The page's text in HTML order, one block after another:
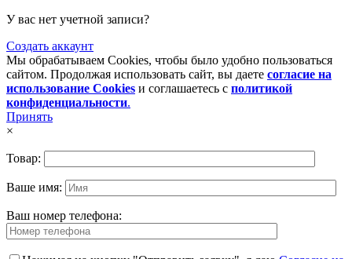
У вас нет учетной записи?
Создать аккаунт
Мы обрабатываем Cookies, чтобы было удобно пользоваться
сайтом. Продолжая использовать сайт, вы даете согласие на
использование Cookies и соглашаетесь с политикой
конфиденциальности.
Принять
×
Товар:
Ваше имя:
Ваш номер телефона: